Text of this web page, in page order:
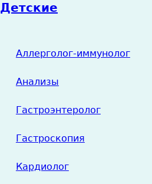
Детские
Аллерголог-иммунолог
Анализы
Гастроэнтеролог
Гастроскопия
Кардиолог